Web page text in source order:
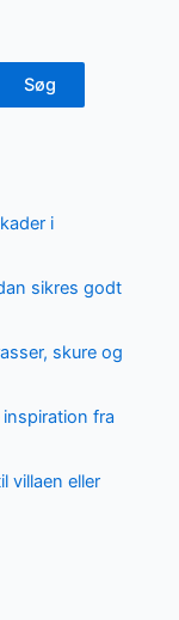
Søg
i
sikres godt
skure og
fra
villaen eller